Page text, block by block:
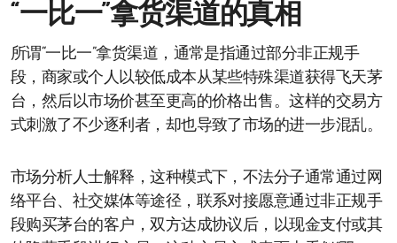
“一比一”拿货渠道的真相
所谓“一比一”拿货渠道，通常是指通过部分非正规手
段，商家或个人以较低成本从某些特殊渠道获得飞天茅
台，然后以市场价甚至更高的价格出售。这样的交易方
式刺激了不少逐利者，却也导致了市场的进一步混乱。
市场分析人士解释，这种模式下，不法分子通常通过网
络平台、社交媒体等途径，联系对接愿意通过非正规手
段购买茅台的客户，双方达成协议后，以现金支付或其